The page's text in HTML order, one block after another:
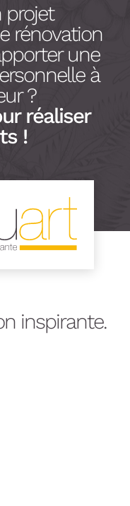
projet
rénovation
une
à
?
réaliser
!
inspirante.